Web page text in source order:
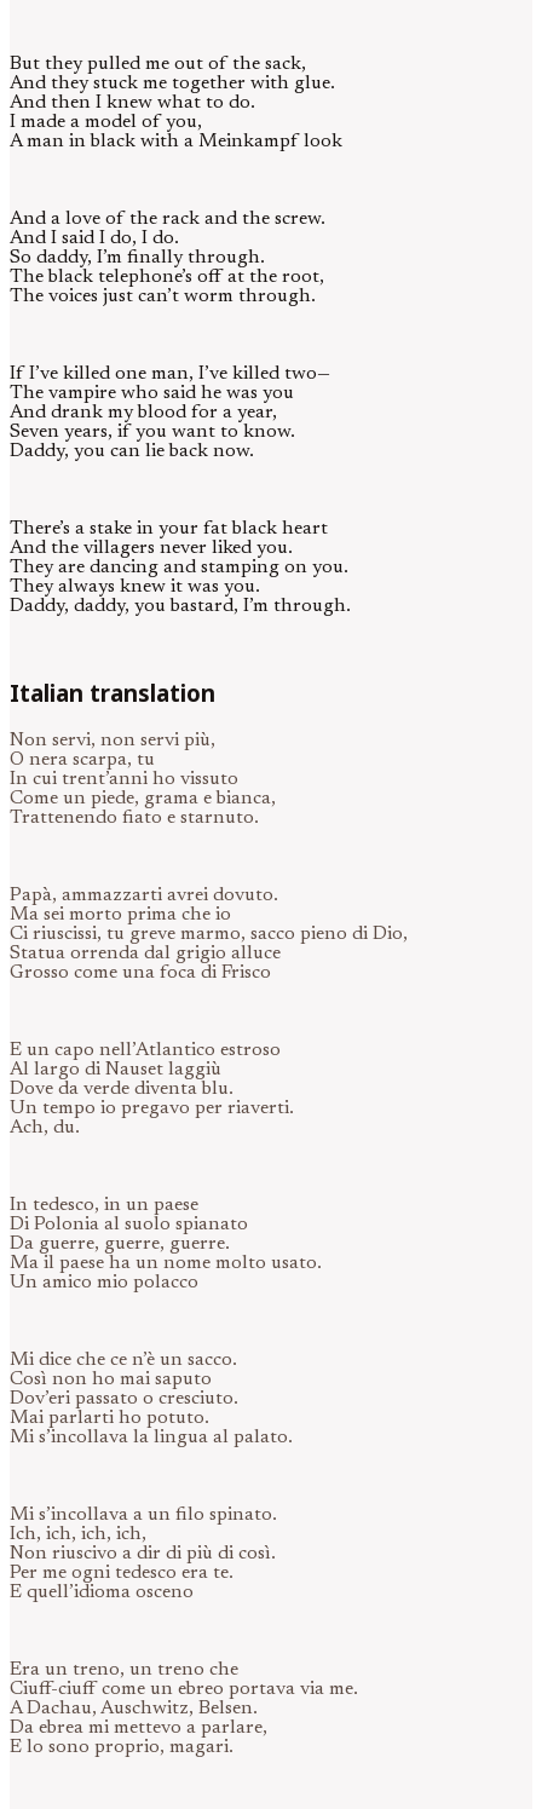
But they pulled me out of the sack,
And they stuck me together with glue.
And then I knew what to do.
I made a model of you,
A man in black with a Meinkampf look
And a love of the rack and the screw.
And I said I do, I do.
So daddy, I’m finally through.
The black telephone’s off at the root,
The voices just can’t worm through.
If I’ve killed one man, I’ve killed two—
The vampire who said he was you
And drank my blood for a year,
Seven years, if you want to know.
Daddy, you can lie back now.
There’s a stake in your fat black heart
And the villagers never liked you.
They are dancing and stamping on you.
They always knew it was you.
Daddy, daddy, you bastard, I’m through.
Italian translation
Non servi, non servi più,
O nera scarpa, tu
In cui trent’anni ho vissuto
Come un piede, grama e bianca,
Trattenendo fiato e starnuto.
Papà, ammazzarti avrei dovuto.
Ma sei morto prima che io
Ci riuscissi, tu greve marmo, sacco pieno di Dio,
Statua orrenda dal grigio alluce
Grosso come una foca di Frisco
E un capo nell’Atlantico estroso
Al largo di Nauset laggiù
Dove da verde diventa blu.
Un tempo io pregavo per riaverti.
Ach, du.
In tedesco, in un paese
Di Polonia al suolo spianato
Da guerre, guerre, guerre.
Ma il paese ha un nome molto usato.
Un amico mio polacco
Mi dice che ce n’è un sacco.
Così non ho mai saputo
Dov’eri passato o cresciuto.
Mai parlarti ho potuto.
Mi s’incollava la lingua al palato.
Mi s’incollava a un filo spinato.
Ich, ich, ich, ich,
Non riuscivo a dir di più di così.
Per me ogni tedesco era te.
E quell’idioma osceno
Era un treno, un treno che
Ciuff-ciuff come un ebreo portava via me.
A Dachau, Auschwitz, Belsen.
Da ebrea mi mettevo a parlare,
E lo sono proprio, magari.